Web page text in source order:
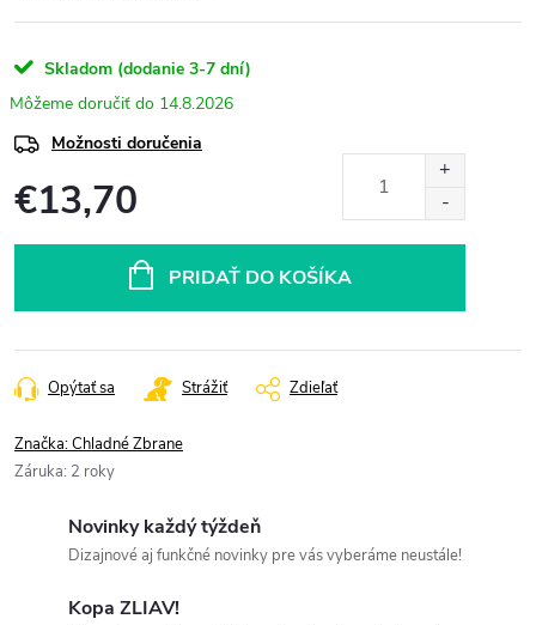
Skladom (dodanie 3-7 dní)
14.8.2026
Možnosti doručenia
€13,70
PRIDAŤ DO KOŠÍKA
Opýtať sa Strážiť Zdieľať
Značka:Chladné Zbrane
Záruka: 2 roky
Novinky každý týždeň
Dizajnové aj funkčné novinky pre vás vyberáme neustále!
Kopa ZLIAV!